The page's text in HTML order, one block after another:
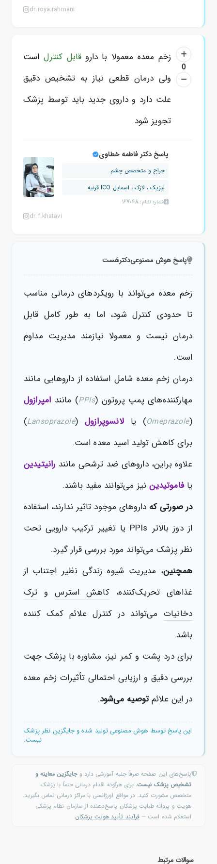
dr.roya.rahmani
0
زخم معده معمولا با دارو قابل کنترل است
ولی درمان قطعی نیاز به تشخیص دقیق
علت دارد و داروی جدید باید توسط پزشک
تجویز شود
پاسخ دکتر فاطمه خطاوی
جراح و متخصص چشم
لیزیک ، لازک ، اسمایل ICO قرنیه
شماره نظام: 167048
dr.f.khatavi
پاسخ هوش مصنوعیدکترهَست
زخم معده می‌تواند با رویکردهای درمانی مناسب
تا حدودی کنترل شود، اما به طور کامل قابل
درمان نیست و معمولا نیازمند مدیریت مداوم
است.
درمان زخم معده شامل استفاده از داروهایی مانند
مهارکننده‌های پمپ پروتون (PPIs) مانند امپرازول
(
Omeprazole) یالانسوپرازول(
Lansoprazole
)
برای کاهش تولید اسید معده است.
علاوه براین، داروهای ضد ترشحی مانند رانیتیدین
یافاموتیدیننیز می‌توانند مفید باشند.
در صورتی که داروهای موجود تاثیر ندارند، استفاده
از دوز بالاتر PPIs یا تغییر ترکیب دارویی تحت
نظر پزشک می‌تواند مورد بررسی قرار گیرد.
همچنین، مدیریت شیوه زندگی نظیر اجتناب از
غذاهای تحریک‌کننده،کاهش استرسو ترک
دخانیات می‌تواند در کنترل علائم کمک کننده
باشد.
برای درد پشت و کمر نیز، مشاوره با پزشک جهت
بررسی دقیق و ارزیابی احتمالی تأثیرات زخم معده
در این علائمتوصیه می‌شود.
این پاسخ توسط هوش مصنوعی تولید شده و جایگزین نظر پزشک
نیست.
پاسخ‌های این صفحه صرفاً جنبه آموزشی دارد وجایگزین معاینه و
تشخیص پزشک نیست. برای هرگونه اقدام درمانی حتماً با پزشک
متخصص مشورت کنید. در مواقع اورژانسی با مراکز درمانی تماس بگیرید.
هویت و پروانه طبابت پزشکان پاسخ‌دهنده از سازمان نظام پزشکی
استعلام شده است —فرآیند تأیید هویت پزشکان.
سوالات مرتبط